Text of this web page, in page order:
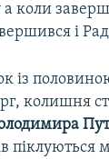
а коли
і
із
колишня
піклуються